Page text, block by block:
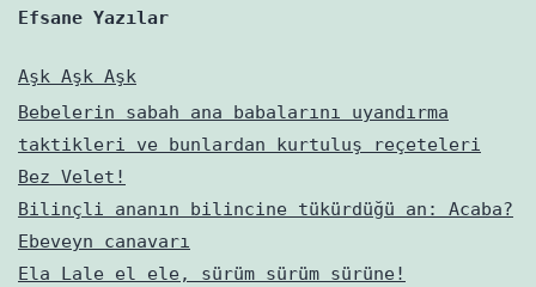
Efsane Yazılar
Aşk Aşk Aşk
Bebelerin sabah ana babalarını uyandırma
taktikleri ve bunlardan kurtuluş reçeteleri
Bez Velet!
Bilinçli ananın bilincine tükürdüğü an: Acaba?
Ebeveyn canavarı
Ela Lale el ele, sürüm sürüm sürüne!